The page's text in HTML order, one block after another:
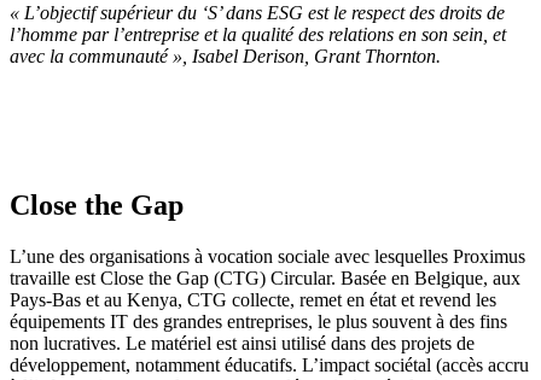
« L’objectif supérieur du ‘S’dans ESG est le respect des droits de
l’homme par l’entreprise et la qualité des relations en son sein, et
avec la communauté» , Isabel Derison, Grant Thornton.
Close the Gap
L’une des organisations à vocation sociale avec lesquelles Proximus
travaille est Close the Gap (CTG) Circular. Basée en Belgique, aux
Pays-Bas et au Kenya, CTG collecte, remet en état et revend les
équipements IT des grandes entreprises, le plus souvent à des fins
non lucratives. Le matériel est ainsi utilisé dans des projets de
développement, notamment éducatifs. L’impact sociétal (accès accru